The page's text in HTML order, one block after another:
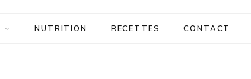
NUTRITION RECETTES CONTACT